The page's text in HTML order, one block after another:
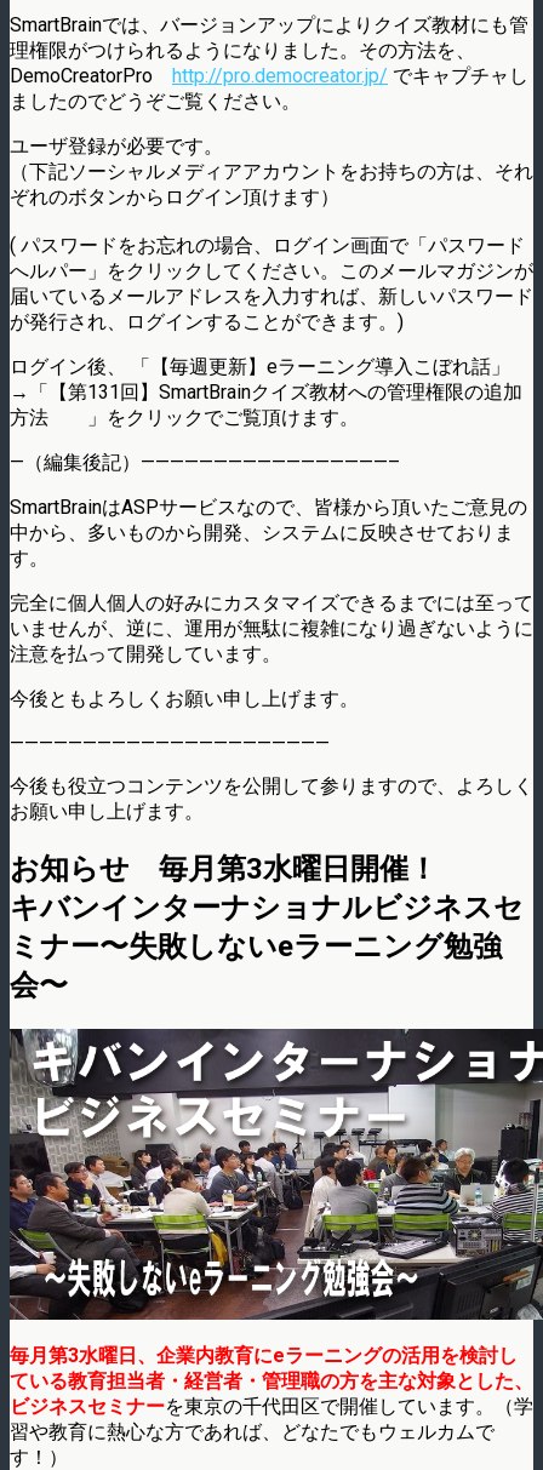
SmartBrainでは、バージョンアップによりクイズ教材にも管
理権限がつけられるようになりました。その方法を、
DemoCreatorPro http://pro.democreator.jp/ でキャプチャし
ましたのでどうぞご覧ください。
ユーザ登録が必要です。
（下記ソーシャルメディアアカウントをお持ちの方は、それ
ぞれのボタンからログイン頂けます）
( パスワードをお忘れの場合、ログイン画面で「パスワード
へルパー」をクリックしてください。このメールマガジンが
届いているメールアドレスを入力すれば、新しいパスワード
が発行され、ログインすることができます。)
ログイン後、 「【毎週更新】eラーニング導入こぼれ話」
→「【第131回】SmartBrainクイズ教材への管理権限の追加
方法 」をクリックでご覧頂けます。
—（編集後記）—————————————————–
SmartBrainはASPサービスなので、皆様から頂いたご意見の
中から、多いものから開発、システムに反映させておりま
す。
完全に個人個人の好みにカスタマイズできるまでには至って
いませんが、逆に、運用が無駄に複雑になり過ぎないように
注意を払って開発しています。
今後ともよろしくお願い申し上げます。
——————————————————————
今後も役立つコンテンツを公開して参りますので、よろしく
お願い申し上げます。
お知らせ 毎月第3水曜日開催！
キバンインターナショナルビジネスセ
ミナー〜失敗しないeラーニング勉強
会〜
毎月第3水曜日、企業内教育にeラーニングの活用を検討し
ている教育担当者・経営者・管理職の方を主な対象とした、
ビジネスセミナーを東京の千代田区で開催しています。（学
習や教育に熱心な方であれば、どなたでもウェルカムで
す！）